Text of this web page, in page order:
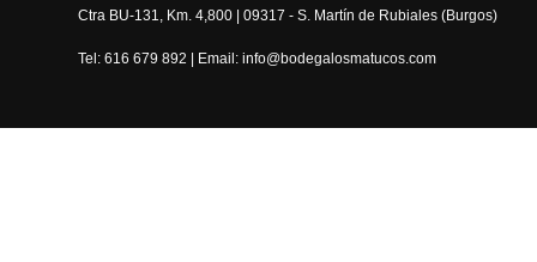
Ctra BU-131, Km. 4,800 | 09317 - S. Martín de Rubiales (Burgos)
Tel: 616 679 892 | Email: info@bodegalosmatucos.com